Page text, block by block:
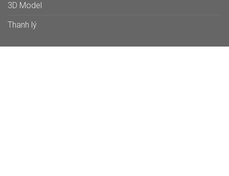
3D Model
Thanh lý